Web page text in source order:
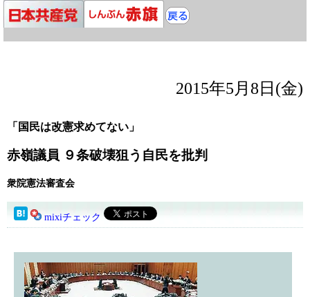
2015年5月8日(金)
「国民は改憲求めてない」
赤嶺議員 ９条破壊狙う自民を批判
衆院憲法審査会
mixiチェック